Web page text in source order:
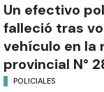
Un efectivo
falleció tras
vehículo en la
provincial N°
POLICIALES